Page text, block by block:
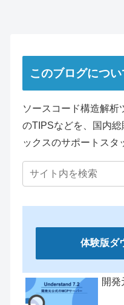
このブログについ
ソースコード構造解析
のTIPSなどを、国内
ックスのサポートスタ
体験版ダ
開発